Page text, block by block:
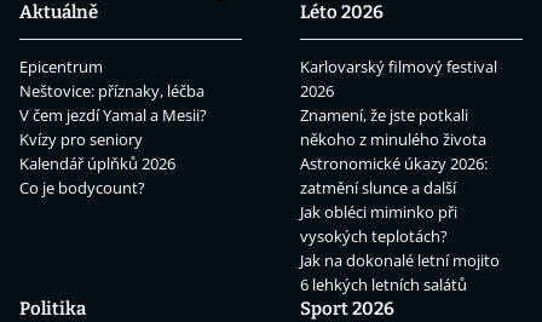
Aktuálně
Epicentrum
Neštovice: příznaky, léčba
V čem jezdí Yamal a Mesii?
Kvízy pro seniory
Kalendář úplňků 2026
Co je bodycount?
Léto 2026
Karlovarský filmový festival
2026
Znamení, že jste potkali
někoho z minulého života
Astronomické úkazy 2026:
zatmění slunce a další
Jak obléci miminko při
vysokých teplotách?
Jak na dokonalé letní mojito
6 lehkých letních salátů
Politika
Sport 2026